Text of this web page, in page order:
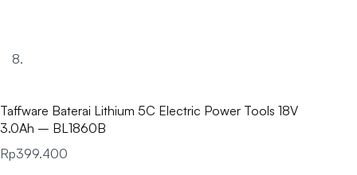
Taffware Baterai Lithium 5C Electric Power Tools 18V
3.0Ah – BL1860B
Rp399.400